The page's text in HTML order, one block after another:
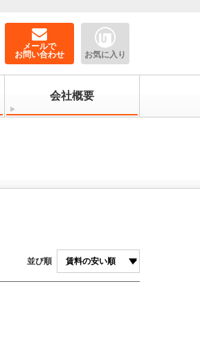
メールで
お問い合わせ お気に入り
会社概要
並び順